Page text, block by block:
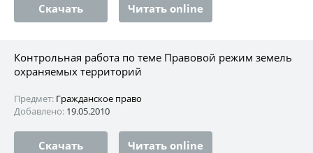
Скачать Читать online
Контрольная работа по теме Правовой режим земель
охраняемых территорий
Предмет: Гражданское право
Добавлено: 19.05.2010
Скачать Читать online